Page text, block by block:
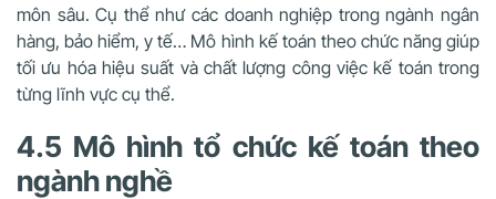
môn sâu. Cụ thể như các doanh nghiệp trong ngành ngân
hàng, bảo hiểm, y tế… Mô hình kế toán theo chức năng giúp
tối ưu hóa hiệu suất và chất lượng công việc kế toán trong
từng lĩnh vực cụ thể.
4.5 Mô hình tổ chức kế toán theo
ngành nghề